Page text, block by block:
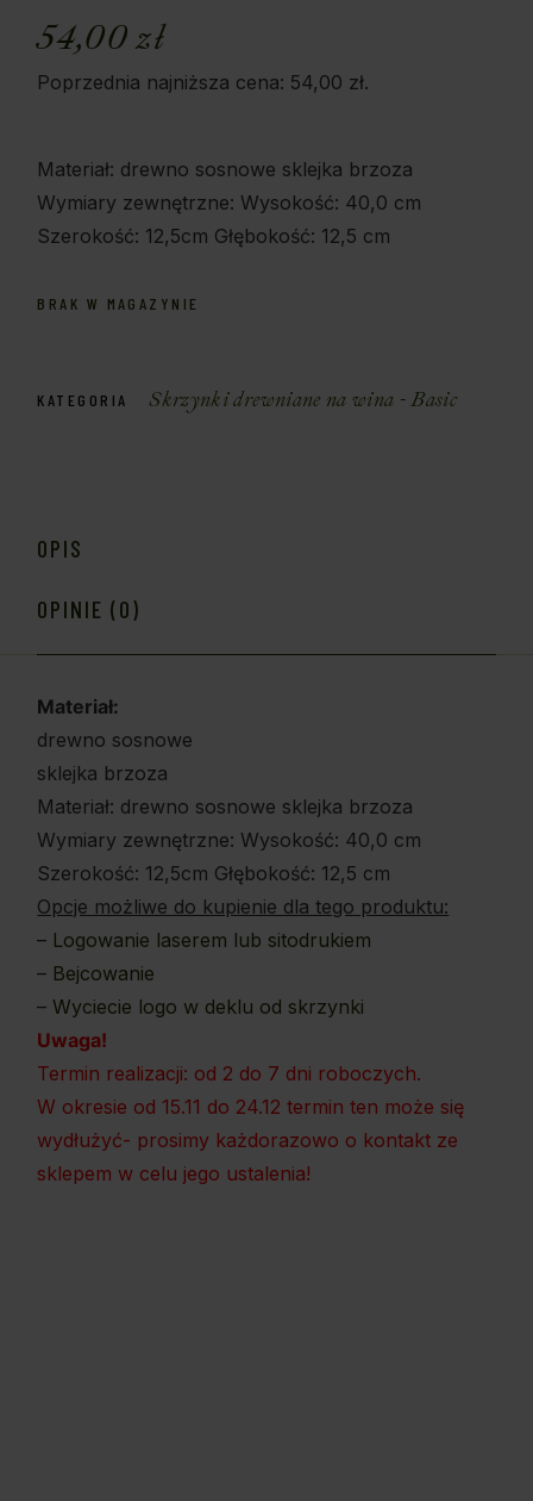
54,00zł
Poprzednia najniższa cena: 54,00 zł.
Materiał: drewno sosnowe sklejka brzoza
Wymiary zewnętrzne: Wysokość: 40,0 cm
Szerokość: 12,5cm Głębokość: 12,5 cm
BRAK W MAGAZYNIE
KATEGORIA Skrzynki drewniane na wina - Basic
OPIS
OPINIE (0)
Materiał:
drewno sosnowe
sklejka brzoza
Materiał: drewno sosnowe sklejka brzoza
Wymiary zewnętrzne: Wysokość: 40,0 cm
Szerokość: 12,5cm Głębokość: 12,5 cm
Opcje możliwe do kupienie dla tego produktu:
– Logowanie laserem lub sitodrukiem
– Bejcowanie
–Wyciecie logo w deklu od skrzynki
Uwaga!
Termin realizacji: od 2 do 7 dni roboczych.
W okresie od 15.11 do 24.12 termin ten może się
wydłużyć- prosimy każdorazowo o kontakt ze
sklepem w celu jego ustalenia!